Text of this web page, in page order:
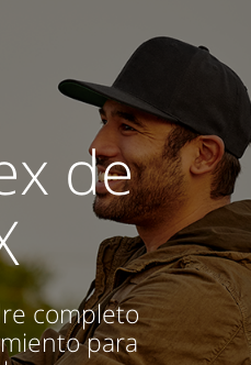
de
completo
para